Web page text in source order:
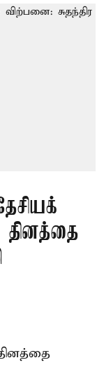
தினத்தை